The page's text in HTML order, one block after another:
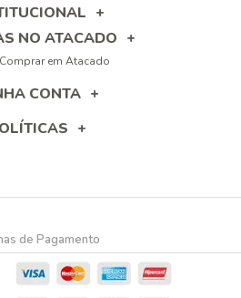
NO ATACADO
em Atacado
CONTA
de Pagamento